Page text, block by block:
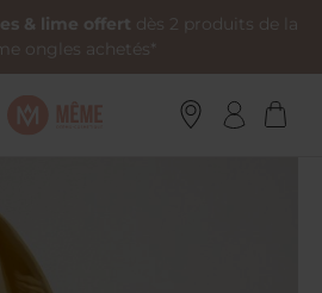
& lime offert dès 2 produits de la
ongles achetés*